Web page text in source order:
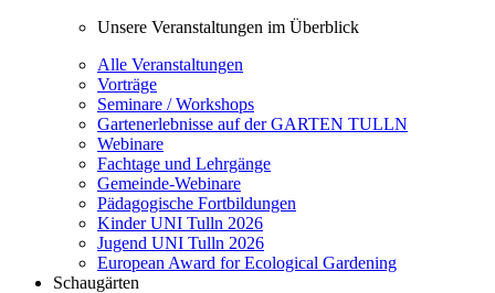
Unsere Veranstaltungen im Überblick
Alle Veranstaltungen
Vorträge
Seminare / Workshops
Gartenerlebnisse auf der GARTEN TULLN
Webinare
Fachtage und Lehrgänge
Gemeinde-Webinare
Pädagogische Fortbildungen
Kinder UNI Tulln 2026
Jugend UNI Tulln 2026
European Award for Ecological Gardening
Schaugärten